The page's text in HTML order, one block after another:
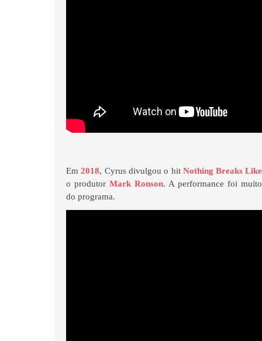
Em2018, Cyrus divulgou o hit Nothing Breaks
o produtorMark Ronson. A performance foi
do programa.